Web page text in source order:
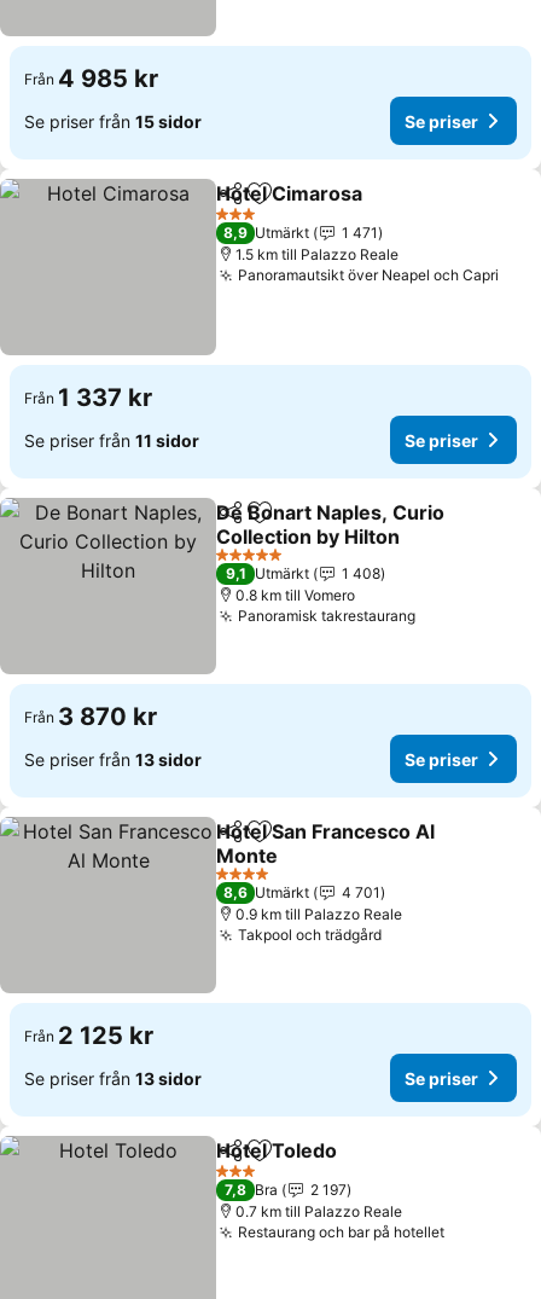
Från 4 985 kr
Se priser från 15 sidor Se priser
Dela Lägg till i Mina Favoriter
Hotel Cimarosa
3 Stjärnor
8,9 Utmärkt
1 471
1.5 km till Palazzo Reale
Panoramautsikt över Neapel och Capri
Från 1 337 kr
Se priser från 11 sidor Se priser
Dela Lägg till i Mina Favoriter
De Bonart Naples, Curio
Collection by Hilton
5 Stjärnor
9,1 Utmärkt
1 408
0.8 km till Vomero
Panoramisk takrestaurang
Från 3 870 kr
Se priser från 13 sidor Se priser
Dela Lägg till i Mina Favoriter
Hotel San Francesco Al
Monte
4 Stjärnor
8,6 Utmärkt
4 701
0.9 km till Palazzo Reale
Takpool och trädgård
Från 2 125 kr
Se priser från 13 sidor Se priser
Dela Lägg till i Mina Favoriter
Hotel Toledo
3 Stjärnor
7,8 Bra
2 197
0.7 km till Palazzo Reale
Restaurang och bar på hotellet